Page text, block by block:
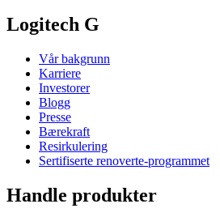
Logitech G
Vår bakgrunn
Karriere
Investorer
Blogg
Presse
Bærekraft
Resirkulering
Sertifiserte renoverte-programmet
Handle produkter